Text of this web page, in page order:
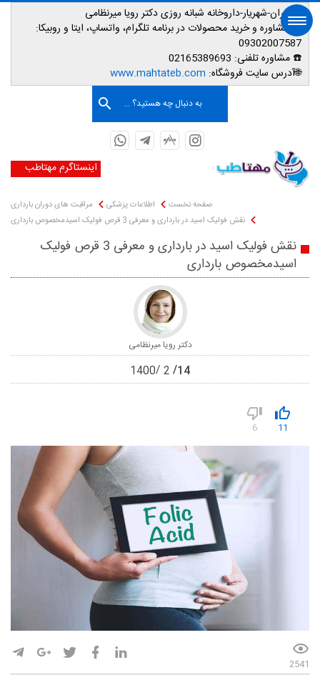
📌تهران-شهریار-داروخانه شبانه روزی دکتر رویا میرنظامی
📱مشاوره و خرید محصولات در برنامه تلگرام، واتساپ، ایتا و روبیکا:
09302007587
☎️ مشاوره تلفنی:
🌐آدرس سایت فروشگاه: www.mahtateb.com
به دنبال چه هستید؟ ...
اینستاگرم مهتاطب
صفحه نخست اطلاعات پزشکی
مراقبت های دوران بارداری
نقش فولیک اسید در بارداری و معرفی 3 قرص فولیک اسیدمخصوص بارداری
نقش فولیک اسید در بارداری و معرفی 3 قرص فولیک
اسیدمخصوص بارداری
دکتر رویا میرنظامی
14
2
1400
11
6
2541